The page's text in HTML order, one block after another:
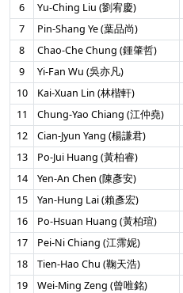
6
Yu-Ching Liu (劉宥慶)
7
Pin-Shang Ye (葉品尚)
8
Chao-Che Chung (鍾肇哲)
9
Yi-Fan Wu (吳亦凡)
10
Kai-Xuan Lin (林楷軒)
11
Chung-Yao Chiang (江仲堯)
12
Cian-Jyun Yang (楊謙君)
13
Po-Jui Huang (黃柏睿)
14
Yen-An Chen (陳彥安)
15
Yan-Hung Lai (賴彥宏)
16
Po-Hsuan Huang (黃柏瑄)
17
Pei-Ni Chiang (江霈妮)
18
Tien-Hao Chu (鞠天浩)
19
Wei-Ming Zeng (曾唯銘)